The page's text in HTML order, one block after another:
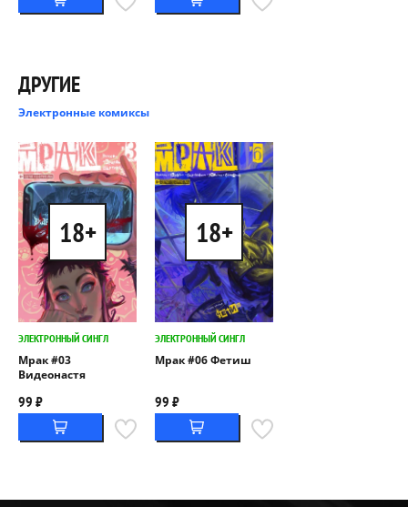
ДРУГИЕ
Электронные комиксы
18+
ЭЛЕКТРОННЫЙ СИНГЛ
Мрак #03
Видеонастя
99 ₽
18+
ЭЛЕКТРОННЫЙ СИНГЛ
Мрак #06 Фетиш
99 ₽